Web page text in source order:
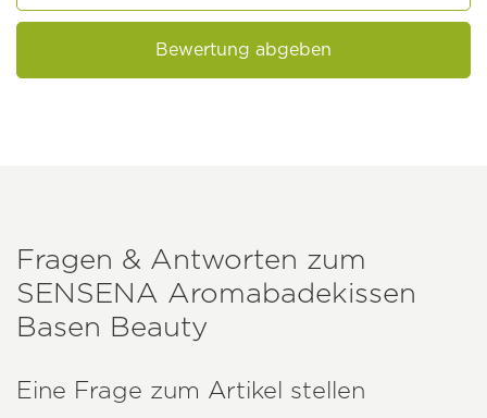
Bewertung abgeben
Fragen & Antworten zum
SENSENA Aromabadekissen
Basen Beauty
Eine Frage zum Artikel stellen